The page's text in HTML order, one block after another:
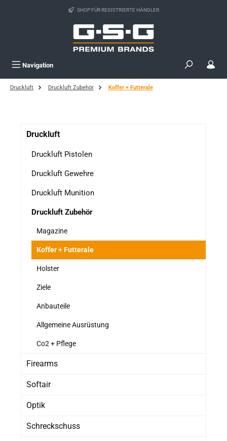
Zum Hauptinhalt springen SHOP FÜR REGISTRIERTE HÄNDLER
Navigation
Druckluft Druckluft Zubehör Koffer + Futterale
Druckluft
Druckluft Pistolen
Druckluft Gewehre
Druckluft Munition
Druckluft Zubehör
Magazine
Koffer + Futterale
Holster
Ziele
Anbauteile
Allgemeine Ausrüstung
Co2 + Pflege
Firearms
Softair
Optik
Schreckschuss